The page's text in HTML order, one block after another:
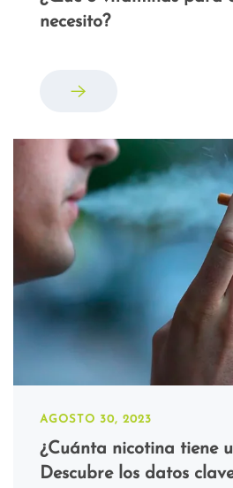
necesito?
AGOSTO 30, 2023
¿Cuánta nicotina tiene
Descubre los datos